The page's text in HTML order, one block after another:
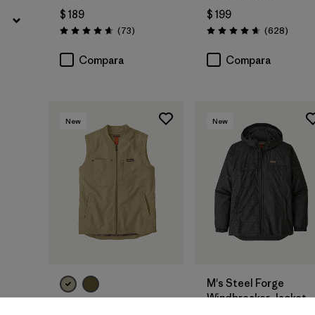
$ 189
Valoración: 4.6 / 5
(73Comentarios
)
Compara
$ 199
Valoración: 4.7 / 5
(628)
Compara
New New
M's Steel Forge
Windbreaker Jacket